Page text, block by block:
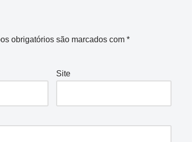
obrigatórios são marcados com *
Site